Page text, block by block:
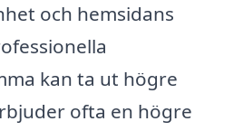
och hemsidans
kan ta ut högre
ofta en högre